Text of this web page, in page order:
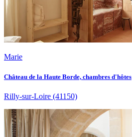
Marie
Château de la Haute Borde, chambres d'hôtes
Rilly-sur-Loire (41150)